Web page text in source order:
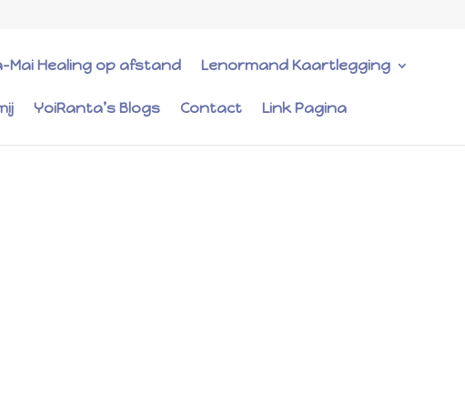
Mai Healing op afstand Lenormand Kaartlegging
YoiRanta’s Blogs Contact Link Pagina